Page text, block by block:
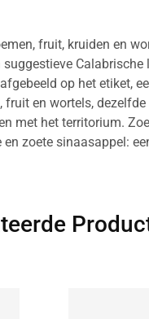
fruit, kruiden en
op het etiket,
en wortels,
met het territorium.
zoete sinaasappel: